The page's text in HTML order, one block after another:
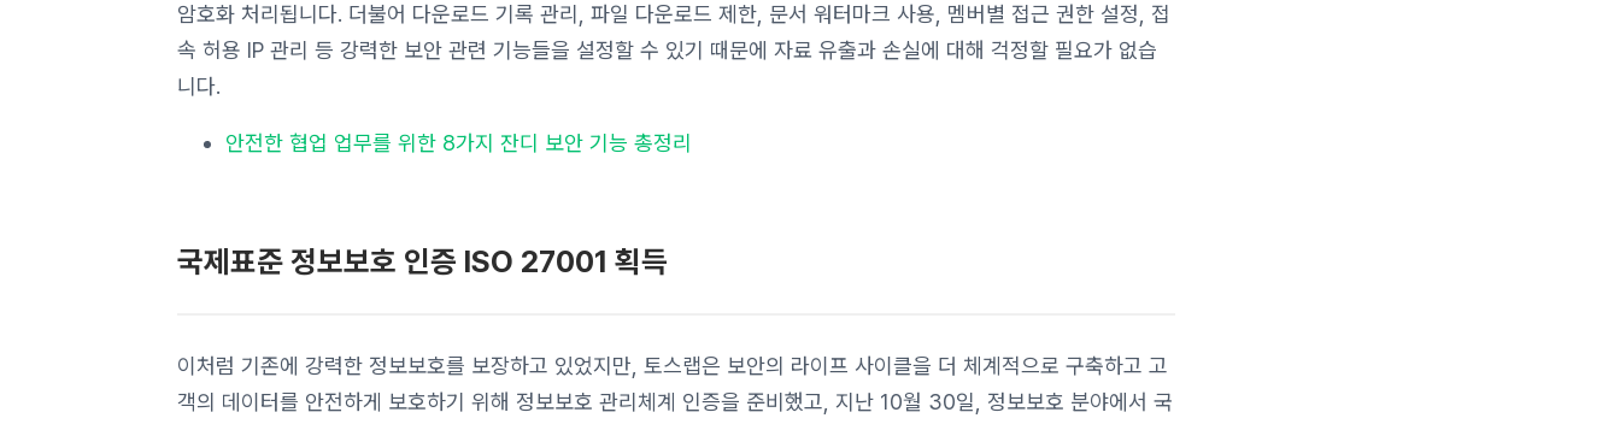
암호화 처리됩니다. 더불어 다운로드 기록 관리, 파일 다운로드 제한, 문서 워터마크 사용, 멤버별 접근 권한 설정, 접
속 허용 IP 관리 등 강력한 보안 관련 기능들을 설정할 수 있기 때문에 자료 유출과 손실에 대해 걱정할 필요가 없습
니다.
안전한 협업 업무를 위한 8가지 잔디 보안 기능 총정리
국제표준 정보보호 인증 ISO 27001 획득
이처럼 기존에 강력한 정보보호를 보장하고 있었지만, 토스랩은 보안의 라이프 사이클을 더 체계적으로 구축하고 고
객의 데이터를 안전하게 보호하기 위해 정보보호 관리체계 인증을 준비했고, 지난 10월 30일, 정보보호 분야에서 국